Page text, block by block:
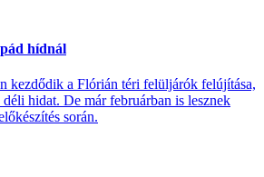
hídnál
kezdődik a Flórián téri felüljárók felújítása,
hidat. De már februárban is lesznek
során.